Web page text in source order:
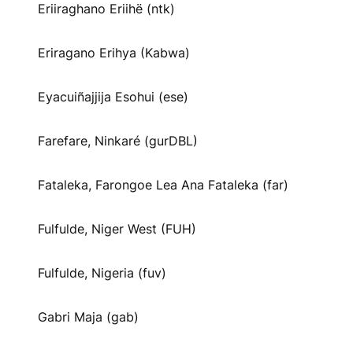
Eriiraghano Eriihë (ntk)
Eriragano Erihya (Kabwa)
Eyacuiñajjija Esohui (ese)
Farefare, Ninkaré (gurDBL)
Fataleka, Farongoe Lea Ana Fataleka (far)
Fulfulde, Niger West (FUH)
Fulfulde, Nigeria (fuv)
Gabri Maja (gab)